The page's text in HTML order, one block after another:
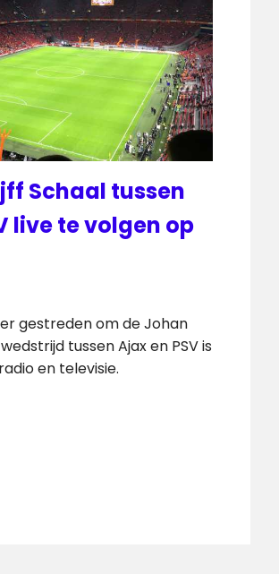
Schaal tussen
live te volgen op
gestreden om de Johan
tussen Ajax en PSV is
en televisie.